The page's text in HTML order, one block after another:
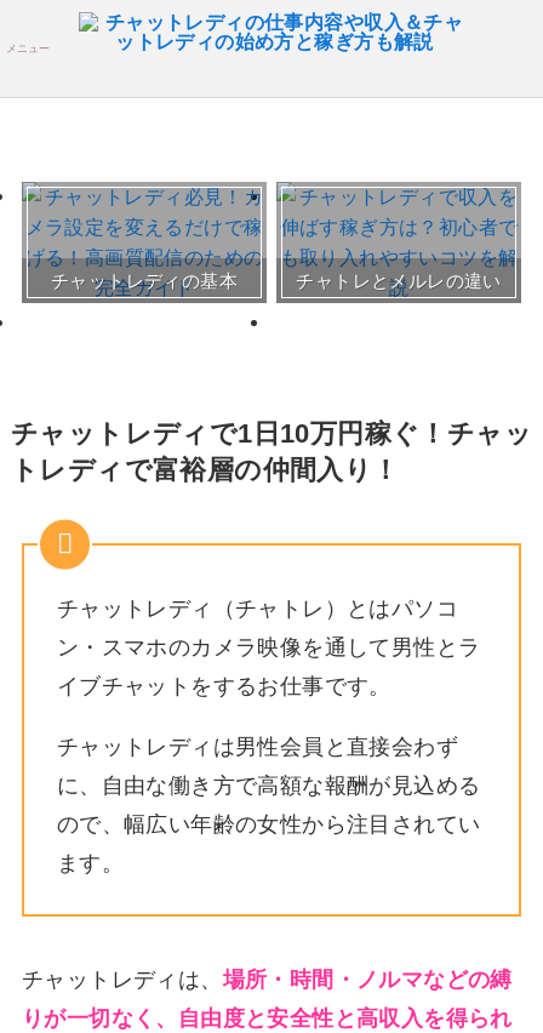
メニュー
チャットレディの基本 チャトレとメルレの違い
おすすめチャトレ事務所＆
サイト
30～50代向けサイト
チャットレディで1日10万円稼ぐ！チャッ
トレディで富裕層の仲間入り！
チャットレディ（チャトレ）とはパソコ
ン・スマホのカメラ映像を通して男性とラ
イブチャットをするお仕事です。
チャットレディは男性会員と直接会わず
に、自由な働き方で高額な報酬が見込める
ので、幅広い年齢の女性から注目されてい
ます。
チャットレディは、場所・時間・ノルマなどの縛
りが一切なく、自由度と安全性と高収入を得られ